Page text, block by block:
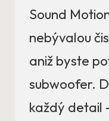
Sound
nebývalou
aniž byste
subwoofer.
každý detail